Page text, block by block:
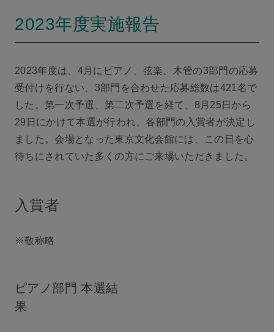
2023年度実施報告
2023年度は、4月にピアノ、弦楽、木管の3部門の応募
受付けを行ない、3部門を合わせた応募総数は421名で
した。第一次予選、第二次予選を経て、8月25日から
29日にかけて本選が行われ、各部門の入賞者が決定し
ました。会場となった東京文化会館には、この日を心
待ちにされていた多くの方にご来場いただきました。
入賞者
※敬称略
ピアノ部門 本選結
果